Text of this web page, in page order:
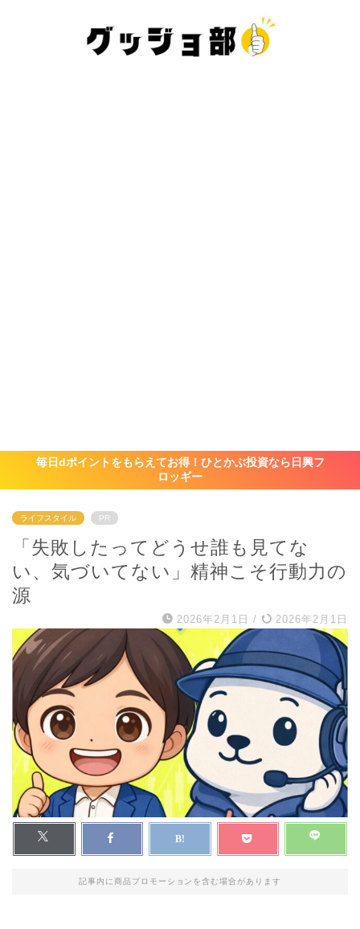
毎日dポイントをもらえてお得！ひとかぶ投資なら日興フ
ロッギー
ライフスタイル PR
「失敗したってどうせ誰も見てな
い、気づいてない」精神こそ行動力の
源
2026年2月1日 / 2026年2月1日
記事内に商品プロモーションを含む場合があります